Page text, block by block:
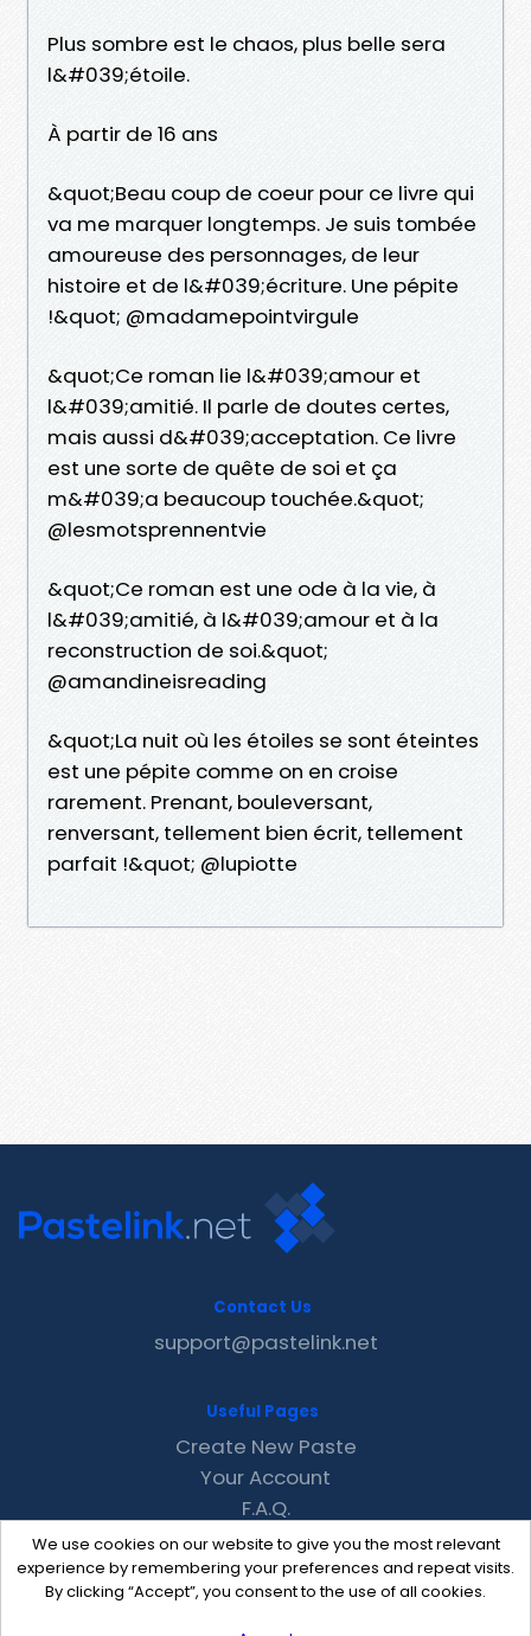
Plus sombre est le chaos, plus belle sera
l&#039;étoile.
À partir de 16 ans
&quot;Beau coup de coeur pour ce livre qui
va me marquer longtemps. Je suis tombée
amoureuse des personnages, de leur
histoire et de l&#039;écriture. Une pépite
!&quot; @madamepointvirgule
&quot;Ce roman lie l&#039;amour et
l&#039;amitié. Il parle de doutes certes,
mais aussi d&#039;acceptation. Ce livre
est une sorte de quête de soi et ça
m&#039;a beaucoup touchée.&quot;
@lesmotsprennentvie
&quot;Ce roman est une ode à la vie, à
l&#039;amitié, à l&#039;amour et à la
reconstruction de soi.&quot;
@amandineisreading
&quot;La nuit où les étoiles se sont éteintes
est une pépite comme on en croise
rarement. Prenant, bouleversant,
renversant, tellement bien écrit, tellement
parfait !&quot; @lupiotte
We use cookies on our website to give you the most relevant
experience by remembering your preferences and repeat visits.
By clicking “Accept”, you consent to the use of all cookies.
Contact Us
support@pastelink.net
Useful Pages
Create New Paste
Your Account
F.A.Q.
Recent
Contact